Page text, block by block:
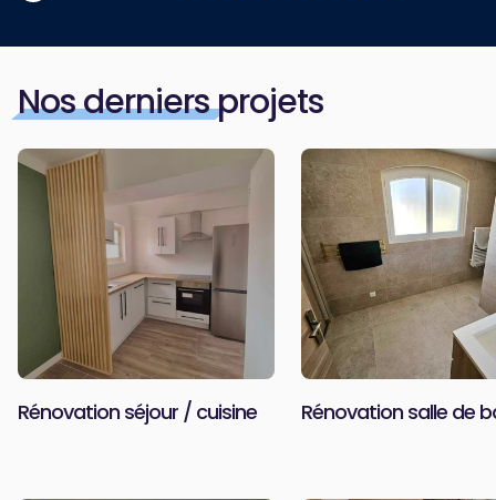
Nos derniers projets
Rénovation séjour / cuisine Rénovation salle de